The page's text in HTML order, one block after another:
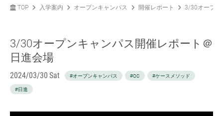
TOP 入学案内 オープンキャンパス 開催レポート 3/30オープン
3/30オープンキャンパス開催レポート＠
日進会場
2024/03/30 Sat #オープンキャンパス #OC #ケースメソッド
#日進